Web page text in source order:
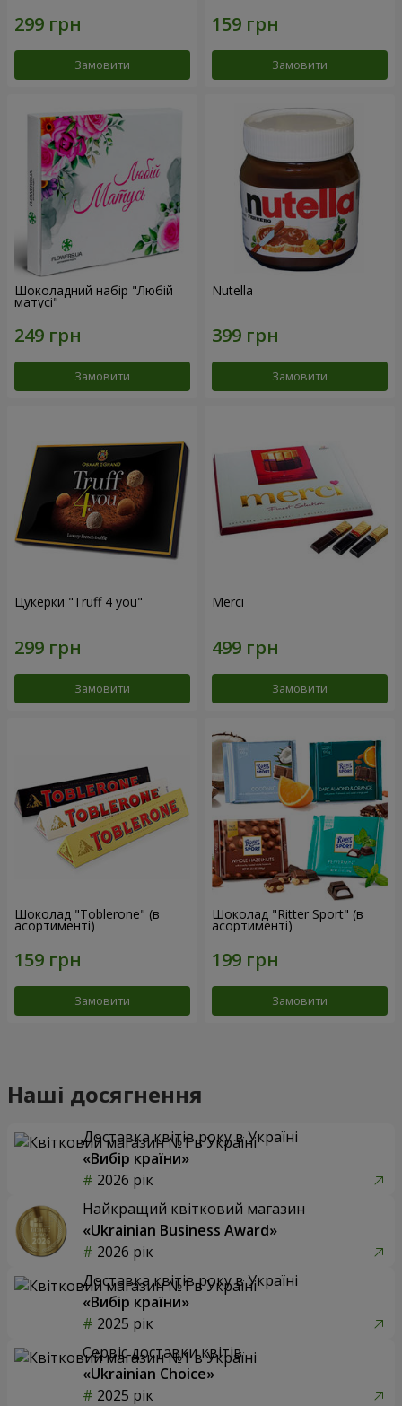
Замовити Замовити
Шоколадний набір "Любій
матусі"
Замовити
Nutella
Замовити
Цукерки "Truff 4 you"
Замовити
Merci
Замовити
Шоколад "Toblerone" (в
асортименті)
Замовити
Шоколад "Ritter Sport" (в
асортименті)
Замовити
Наші досягнення
Доставка квітів року в Україні
«Вибір країни»
2026 рік
Найкращий квітковий магазин
«Ukrainian Business Award»
2026 рік
Доставка квітів року в Україні
«Вибір країни»
2025 рік
Сервіс доставки квітів
«Ukrainian Choice»
2025 рік